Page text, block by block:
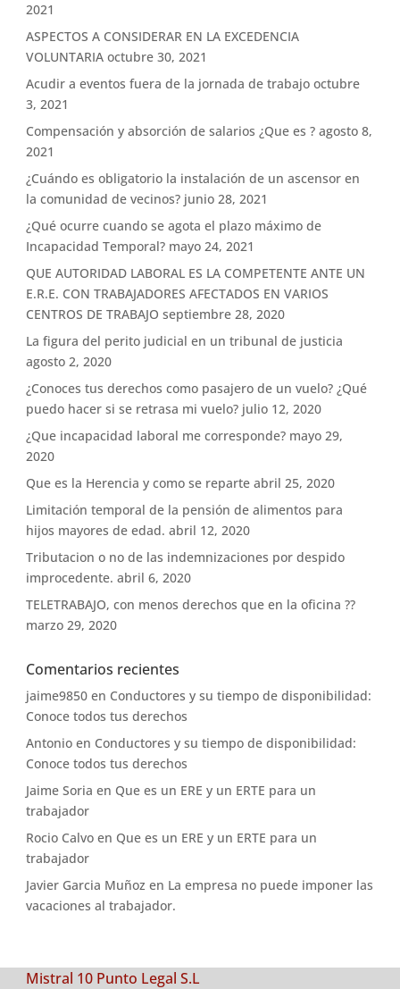
2021
ASPECTOS A CONSIDERAR EN LA EXCEDENCIA
VOLUNTARIA octubre 30, 2021
Acudir a eventos fuera de la jornada de trabajo octubre
3, 2021
Compensación y absorción de salarios ¿Que es ? agosto 8,
2021
¿Cuándo es obligatorio la instalación de un ascensor en
la comunidad de vecinos? junio 28, 2021
¿Qué ocurre cuando se agota el plazo máximo de
Incapacidad Temporal? mayo 24, 2021
QUE AUTORIDAD LABORAL ES LA COMPETENTE ANTE UN
E.R.E. CON TRABAJADORES AFECTADOS EN VARIOS
CENTROS DE TRABAJO septiembre 28, 2020
La figura del perito judicial en un tribunal de justicia
agosto 2, 2020
¿Conoces tus derechos como pasajero de un vuelo? ¿Qué
puedo hacer si se retrasa mi vuelo? julio 12, 2020
¿Que incapacidad laboral me corresponde? mayo 29,
2020
Que es la Herencia y como se reparte abril 25, 2020
Limitación temporal de la pensión de alimentos para
hijos mayores de edad. abril 12, 2020
Tributacion o no de las indemnizaciones por despido
improcedente. abril 6, 2020
TELETRABAJO, con menos derechos que en la oficina ??
marzo 29, 2020
Comentarios recientes
jaime9850 en Conductores y su tiempo de disponibilidad:
Conoce todos tus derechos
Antonio en Conductores y su tiempo de disponibilidad:
Conoce todos tus derechos
Jaime Soria en Que es un ERE y un ERTE para un
trabajador
Rocio Calvo en Que es un ERE y un ERTE para un
trabajador
Javier Garcia Muñoz en La empresa no puede imponer las
vacaciones al trabajador.
Mistral 10 Punto Legal S.L